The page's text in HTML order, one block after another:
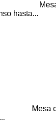
de
hasta...
porcino